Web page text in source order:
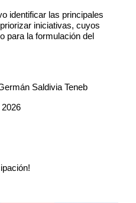
identificar las principales
iniciativas, cuyos
para la formulación del
Saldivia Teneb